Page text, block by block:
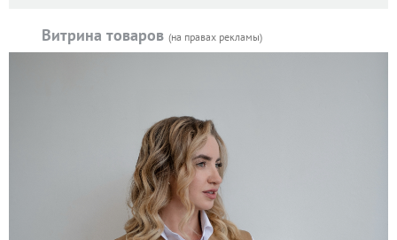
Витрина товаров (на правах рекламы)